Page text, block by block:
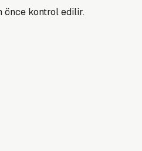
önce kontrol edilir.